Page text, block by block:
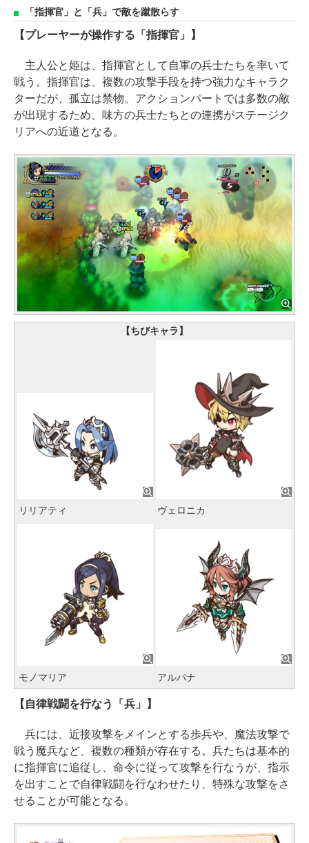
「指揮官」と「兵」で敵を蹴散らす
【プレーヤーが操作する「指揮官」】
主人公と姫は、指揮官として自軍の兵士たちを率いて
戦う。指揮官は、複数の攻撃手段を持つ強力なキャラク
ターだが、孤立は禁物。アクションパートでは多数の敵
が出現するため、味方の兵士たちとの連携がステージク
リアへの近道となる。
【ちびキャラ】
リリアティ ヴェロニカ
モノマリア アルパナ
【自律戦闘を行なう「兵」】
兵には、近接攻撃をメインとする歩兵や、魔法攻撃で
戦う魔兵など、複数の種類が存在する。兵たちは基本的
に指揮官に追従し、命令に従って攻撃を行なうが、指示
を出すことで自律戦闘を行なわせたり、特殊な攻撃をさ
せることが可能となる。